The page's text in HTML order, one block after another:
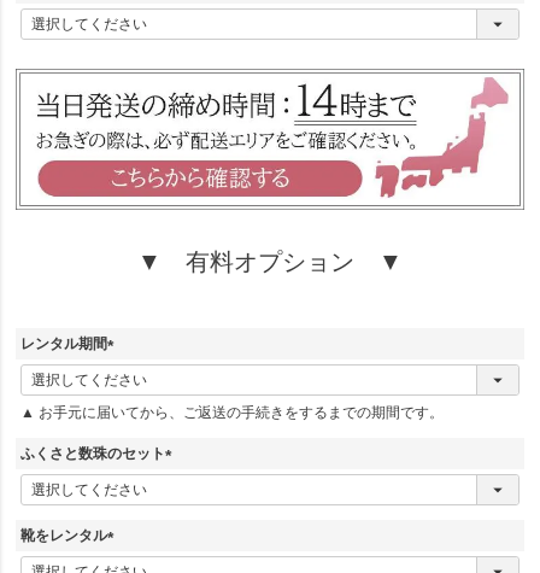
(
必
▼ 有料オプション ▼
レンタル期間
(
必
須
▲ お手元に届いてから、ご返送の手続きをするまでの期間です。
ふくさと数珠のセット
(
必
靴をレンタル
(